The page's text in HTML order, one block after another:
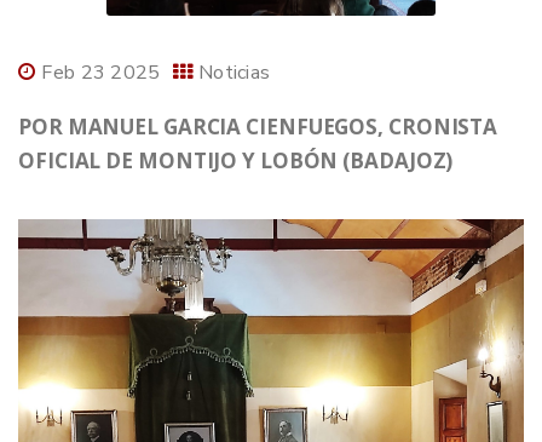
Feb 23 2025 Noticias
POR MANUEL GARCIA CIENFUEGOS, CRONISTA
OFICIAL DE MONTIJO Y LOBÓN (BADAJOZ)